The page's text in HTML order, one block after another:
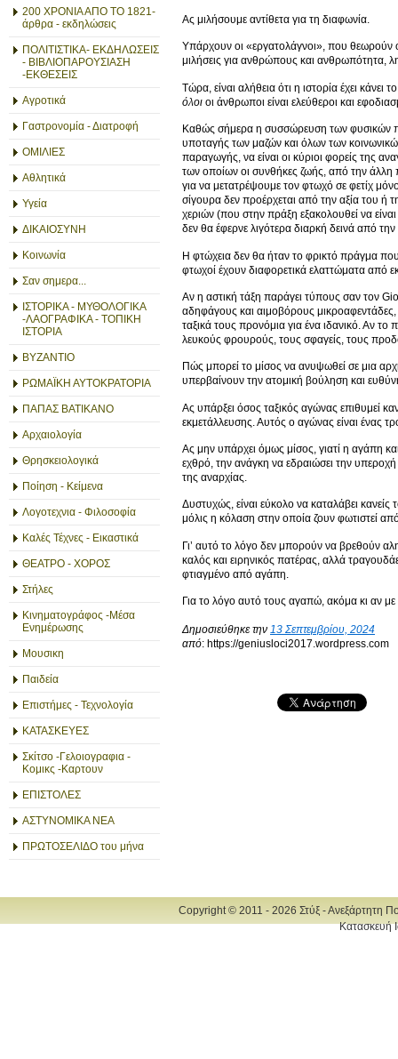
200 ΧΡΟΝΙΑ ΑΠΟ ΤΟ 1821-
άρθρα - εκδηλώσεις
ΠΟΛΙΤΙΣΤΙΚΑ- ΕΚΔΗΛΩΣΕΙΣ
- ΒΙΒΛΙΟΠΑΡΟΥΣΙΑΣΗ
-ΕΚΘΕΣΕΙΣ
Αγροτικά
Γαστρονομία - Διατροφή
ΟΜΙΛΙΕΣ
Αθλητικά
Υγεία
ΔΙΚΑΙΟΣΥΝΗ
Κοινωνία
Σαν σημερα...
ΙΣΤΟΡΙΚΑ - ΜΥΘΟΛΟΓΙΚΑ
-ΛΑΟΓΡΑΦΙΚΑ - ΤΟΠΙΚΗ
ΙΣΤΟΡΙΑ
ΒΥΖΑΝΤΙΟ
ΡΩΜΑΪΚΗ ΑΥΤΟΚΡΑΤΟΡΙΑ
ΠΑΠΑΣ ΒΑΤΙΚΑΝΟ
Αρχαιολογία
Θρησκειολογικά
Ποίηση - Κείμενα
Λογοτεχνια - Φιλοσοφία
Καλές Τέχνες - Εικαστικά
ΘΕΑΤΡΟ - ΧΟΡΟΣ
Στήλες
Κινηματογράφος -Μέσα
Ενημέρωσης
Μουσικη
Παιδεία
Επιστήμες - Τεχνολογία
ΚΑΤΑΣΚΕΥΕΣ
Σκίτσο -Γελοιογραφια -
Κομικς -Καρτουν
ΕΠΙΣΤΟΛΕΣ
ΑΣΤΥΝΟΜΙΚΑ ΝΕΑ
ΠΡΩΤΟΣΕΛΙΔΟ του μήνα
Ας μιλήσουμε αντίθετα για τη διαφωνία.
Υπάρχουν οι «εργατολάγνοι», που θεωρούν
μιλήσεις για ανθρώπους και ανθρωπότητα,
Τώρα, είναι αλήθεια ότι η ιστορία έχει
όλοι οι άνθρωποι είναι ελεύθεροι και
Καθώς σήμερα η συσσώρευση των φυσικών
υποταγής των μαζών και όλων των
παραγωγής, να είναι οι κύριοι φορείς της
των οποίων οι συνθήκες ζωής, από την άλλη
για να μετατρέψουμε τον φτωχό σε φετίχ
σίγουρα δεν προέρχεται από την αξία του ή
χεριών (που στην πράξη εξακολουθεί να
δεν θα έφερνε λιγότερα διαρκή δεινά από
Η φτώχεια δεν θα ήταν το φρικτό πράγμα που
φτωχοί έχουν διαφορετικά ελαττώματα από
Αν η αστική τάξη παράγει τύπους σαν τον
αδηφάγους και αιμοβόρους
ταξικά τους προνόμια για ένα ιδανικό. Αν
λευκούς φρουρούς, τους σφαγείς, τους
Πώς μπορεί το μίσος να ανυψωθεί σε μια
υπερβαίνουν την ατομική βούληση και
Ας υπάρξει όσος ταξικός αγώνας επιθυμεί
εκμετάλλευσης. Αυτός ο αγώνας είναι ένας
Ας μην υπάρχει όμως μίσος, γιατί η αγάπη
εχθρό, την ανάγκη να εδραιώσει την
της αναρχίας.
Δυστυχώς, είναι εύκολο να καταλάβει
μόλις η κόλαση στην οποία ζουν φωτιστεί
Γι’ αυτό το λόγο δεν μπορούν να βρεθούν
καλός και ειρηνικός πατέρας, αλλά
φτιαγμένο από αγάπη.
Για το λόγο αυτό τους αγαπώ, ακόμα κι αν με
Δημοσιεύθηκε την 13 Σεπτεμβρίου, 2024
από: https://geniusloci2017.wordpress.com
Copyright © 2011 - 2026 Στύξ - Ανεξάρτητη
Κατασκευή